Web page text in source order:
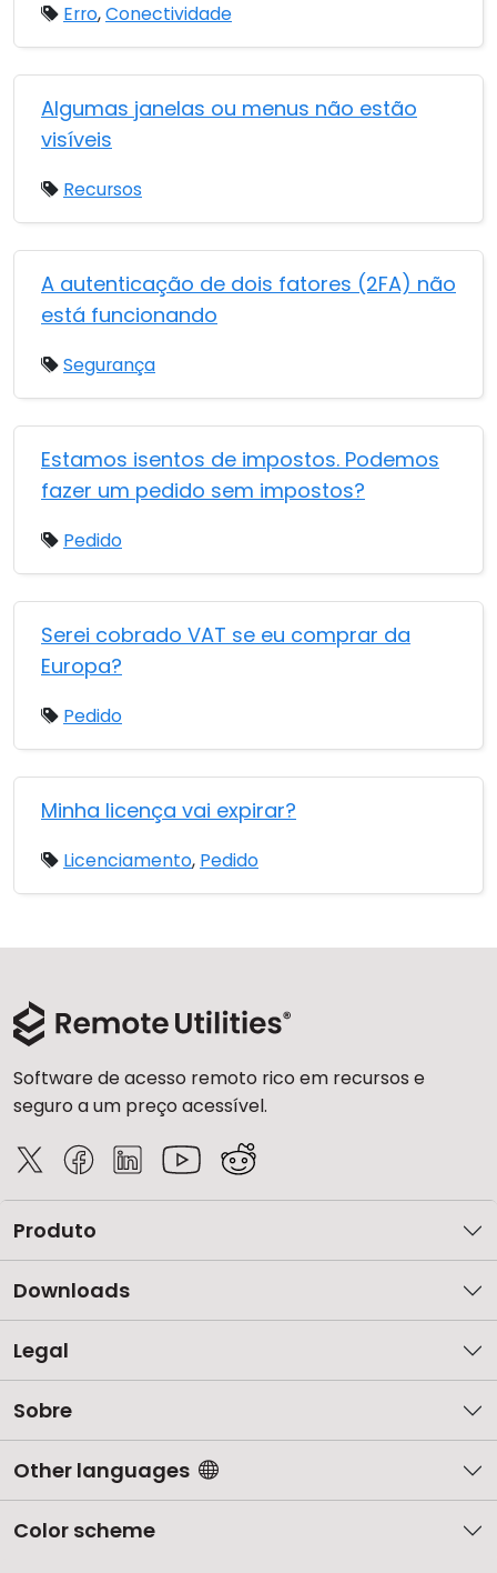
Erro,Conectividade
Algumas janelas ou menus não estão
visíveis
Recursos
A autenticação de dois fatores (2FA) não
está funcionando
Segurança
Estamos isentos de impostos. Podemos
fazer um pedido sem impostos?
Pedido
Serei cobrado VAT se eu comprar da
Europa?
Pedido
Minha licença vai expirar?
Licenciamento, Pedido
Software de acesso remoto rico em recursos e
seguro a um preço acessível.
Produto
Downloads
Legal
Sobre
Other languages
Color scheme